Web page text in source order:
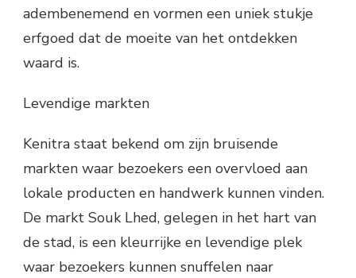
adembenemend en vormen een uniek stukje
erfgoed dat de moeite van het ontdekken
waard is.
Levendige markten
Kenitra staat bekend om zijn bruisende
markten waar bezoekers een overvloed aan
lokale producten en handwerk kunnen vinden.
De markt Souk Lhed, gelegen in het hart van
de stad, is een kleurrijke en levendige plek
waar bezoekers kunnen snuffelen naar